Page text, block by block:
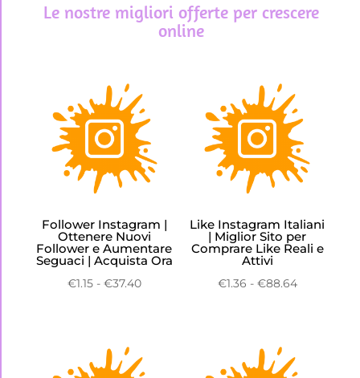
Le nostre migliori offerte per crescere
online
Follower Instagram |
Ottenere Nuovi
Follower e Aumentare
Seguaci | Acquista Ora
€1.15 - €37.40Fascia
€1.15
Like Instagram Italiani
| Miglior Sito per
Comprare Like Reali e
Attivi
€1.36 - €88.64Fascia